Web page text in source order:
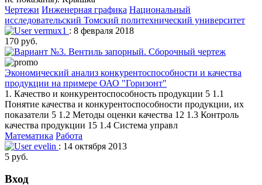
Чертежи Инженерная графика Национальный
исследовательский Томский политехнический университет
vermux1 : 8 февраля 2018
170 руб.
Экономический анализ конкурентоспособности и качества
продукции на примере ОАО "Горизонт"
1. Качество и конкурентоспособность продукции 5 1.1
Понятие качества и конкурентоспособности продукции, их
показатели 5 1.2 Методы оценки качества 12 1.3 Контроль
качества продукции 15 1.4 Система управл
Математика Работа
evelin : 14 октября 2013
5 руб.
Вход